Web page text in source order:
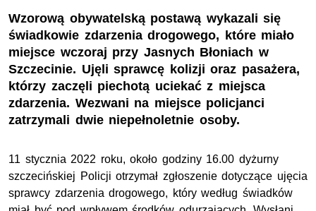
Wzorową obywatelską postawą wykazali się
świadkowie zdarzenia drogowego, które miało
miejsce wczoraj przy Jasnych Błoniach w
Szczecinie. Ujęli sprawcę kolizji oraz pasażera,
którzy zaczęli piechotą uciekać z miejsca
zdarzenia. Wezwani na miejsce policjanci
zatrzymali dwie niepełnoletnie osoby.
11 stycznia 2022 roku, około godziny 16.00 dyżurny
szczecińskiej Policji otrzymał zgłoszenie dotyczące ujęcia
sprawcy zdarzenia drogowego, który według świadków